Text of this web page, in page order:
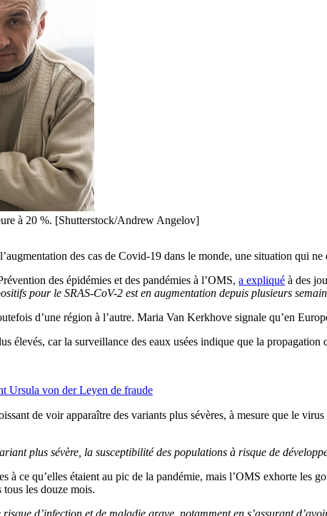
à 20 %. [Shutterstock/Andrew Angelov]
des cas de Covid-19 dans le monde, une situation qui
des épidémies et des pandémies à l’OMS, a expliqué à des
pour le SRAS-CoV-2 est en augmentation depuis plusieurs
d’une région à l’autre. Maria Van Kerkhove signale qu’en
élevés, car la surveillance des eaux usées indique que la
Ursula von der Leyen de fraude
de voir apparaître des variants plus sévères, à mesure que le
plus sévère, la susceptibilité des populations à risque de
à ce qu’elles étaient au pic de la pandémie, mais l’OMS exhorte les
tous les douze mois.